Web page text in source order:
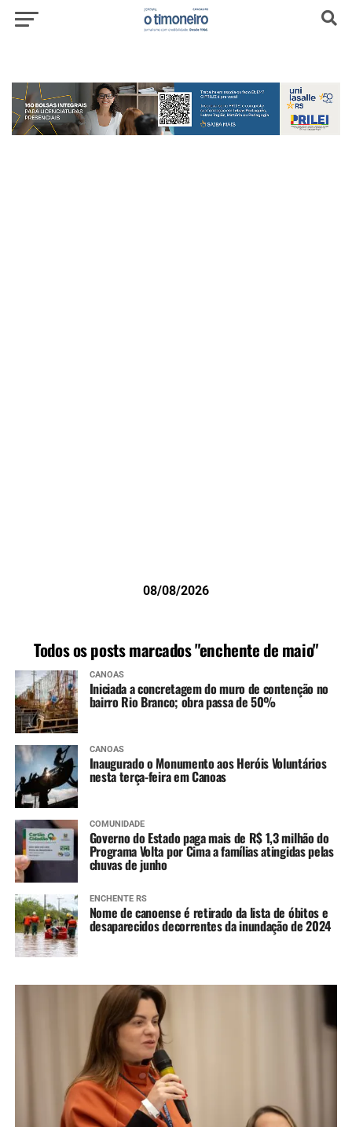
08/08/2026
Todos os posts marcados "enchente de maio"
CANOAS
Iniciada a concretagem do muro de contenção no
bairro Rio Branco; obra passa de 50%
CANOAS
Inaugurado o Monumento aos Heróis Voluntários
nesta terça-feira em Canoas
COMUNIDADE
Governo do Estado paga mais de R$ 1,3 milhão do
Programa Volta por Cima a famílias atingidas pelas
chuvas de junho
ENCHENTE RS
Nome de canoense é retirado da lista de óbitos e
desaparecidos decorrentes da inundação de 2024